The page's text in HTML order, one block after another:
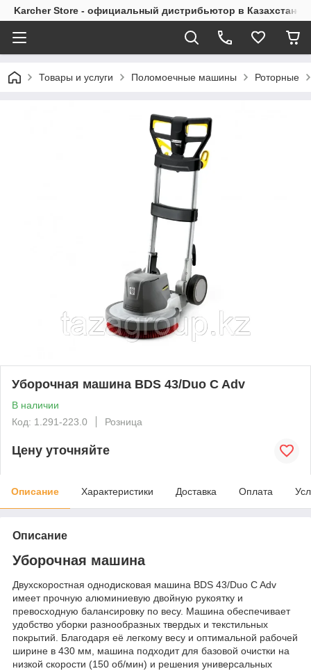
Karcher Store - официальный дистрибьютор в Казахстане
Товары и услуги Поломоечные машины Роторные
Уборочная машина BDS 43/Duo C Adv
В наличии
Код: 1.291-223.0
Розница
Цену уточняйте
Описание Характеристики Доставка Оплата
Описание
Уборочная машина
Двухскоростная однодисковая машина BDS 43/Duo C Adv
имеет прочную алюминиевую двойную рукоятку и
превосходную балансировку по весу. Машина обеспечивает
удобство уборки разнообразных твердых и текстильных
покрытий. Благодаря её легкому весу и оптимальной рабочей
ширине в 430 мм, машина подходит для базовой очистки на
низкой скорости (150 об/мин) и решения универсальных